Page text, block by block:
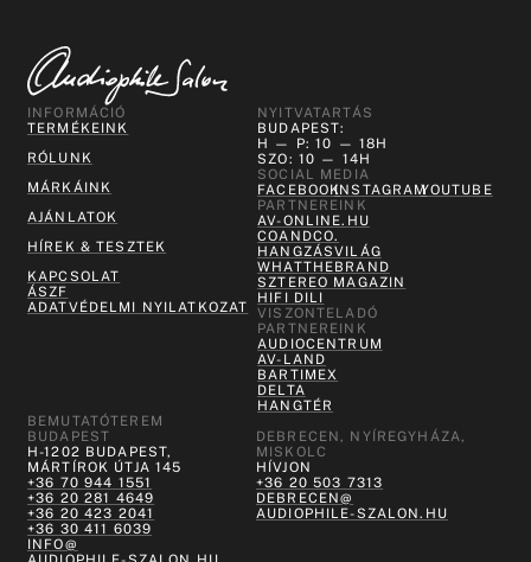
INFORMÁCIÓ
TERMÉKEINK
RÓLUNK
MÁRKÁINK
AJÁNLATOK
HÍREK & TESZTEK
KAPCSOLAT
ÁSZF
ADATVÉDELMI NYILATKOZAT
NYITVATARTÁS
BUDAPEST:
H — P: 10 — 18H
SZO: 10 — 14H
SOCIAL MEDIA
FACEBOOKINSTAGRAMYOUTUBE
PARTNEREINK
AV-ONLINE.HU
COANDCO.
HANGZÁSVILÁG
WHATTHEBRAND
SZTEREO MAGAZIN
HIFI DILI
VISZONTELADÓ
PARTNEREINK
AUDIOCENTRUM
AV-LAND
BARTIMEX
DELTA
HANGTÉR
BEMUTATÓTEREM
BUDAPEST
H-1202 BUDAPEST,
MÁRTÍROK ÚTJA 145
+36 70 944 1551
+36 20 281 4649
+36 20 423 2041
+36 30 411 6039
INFO@
DEBRECEN, NYÍREGYHÁZA,
MISKOLC
HÍVJON
+36 20 503 7313
DEBRECEN@
AUDIOPHILE-SZALON.HU